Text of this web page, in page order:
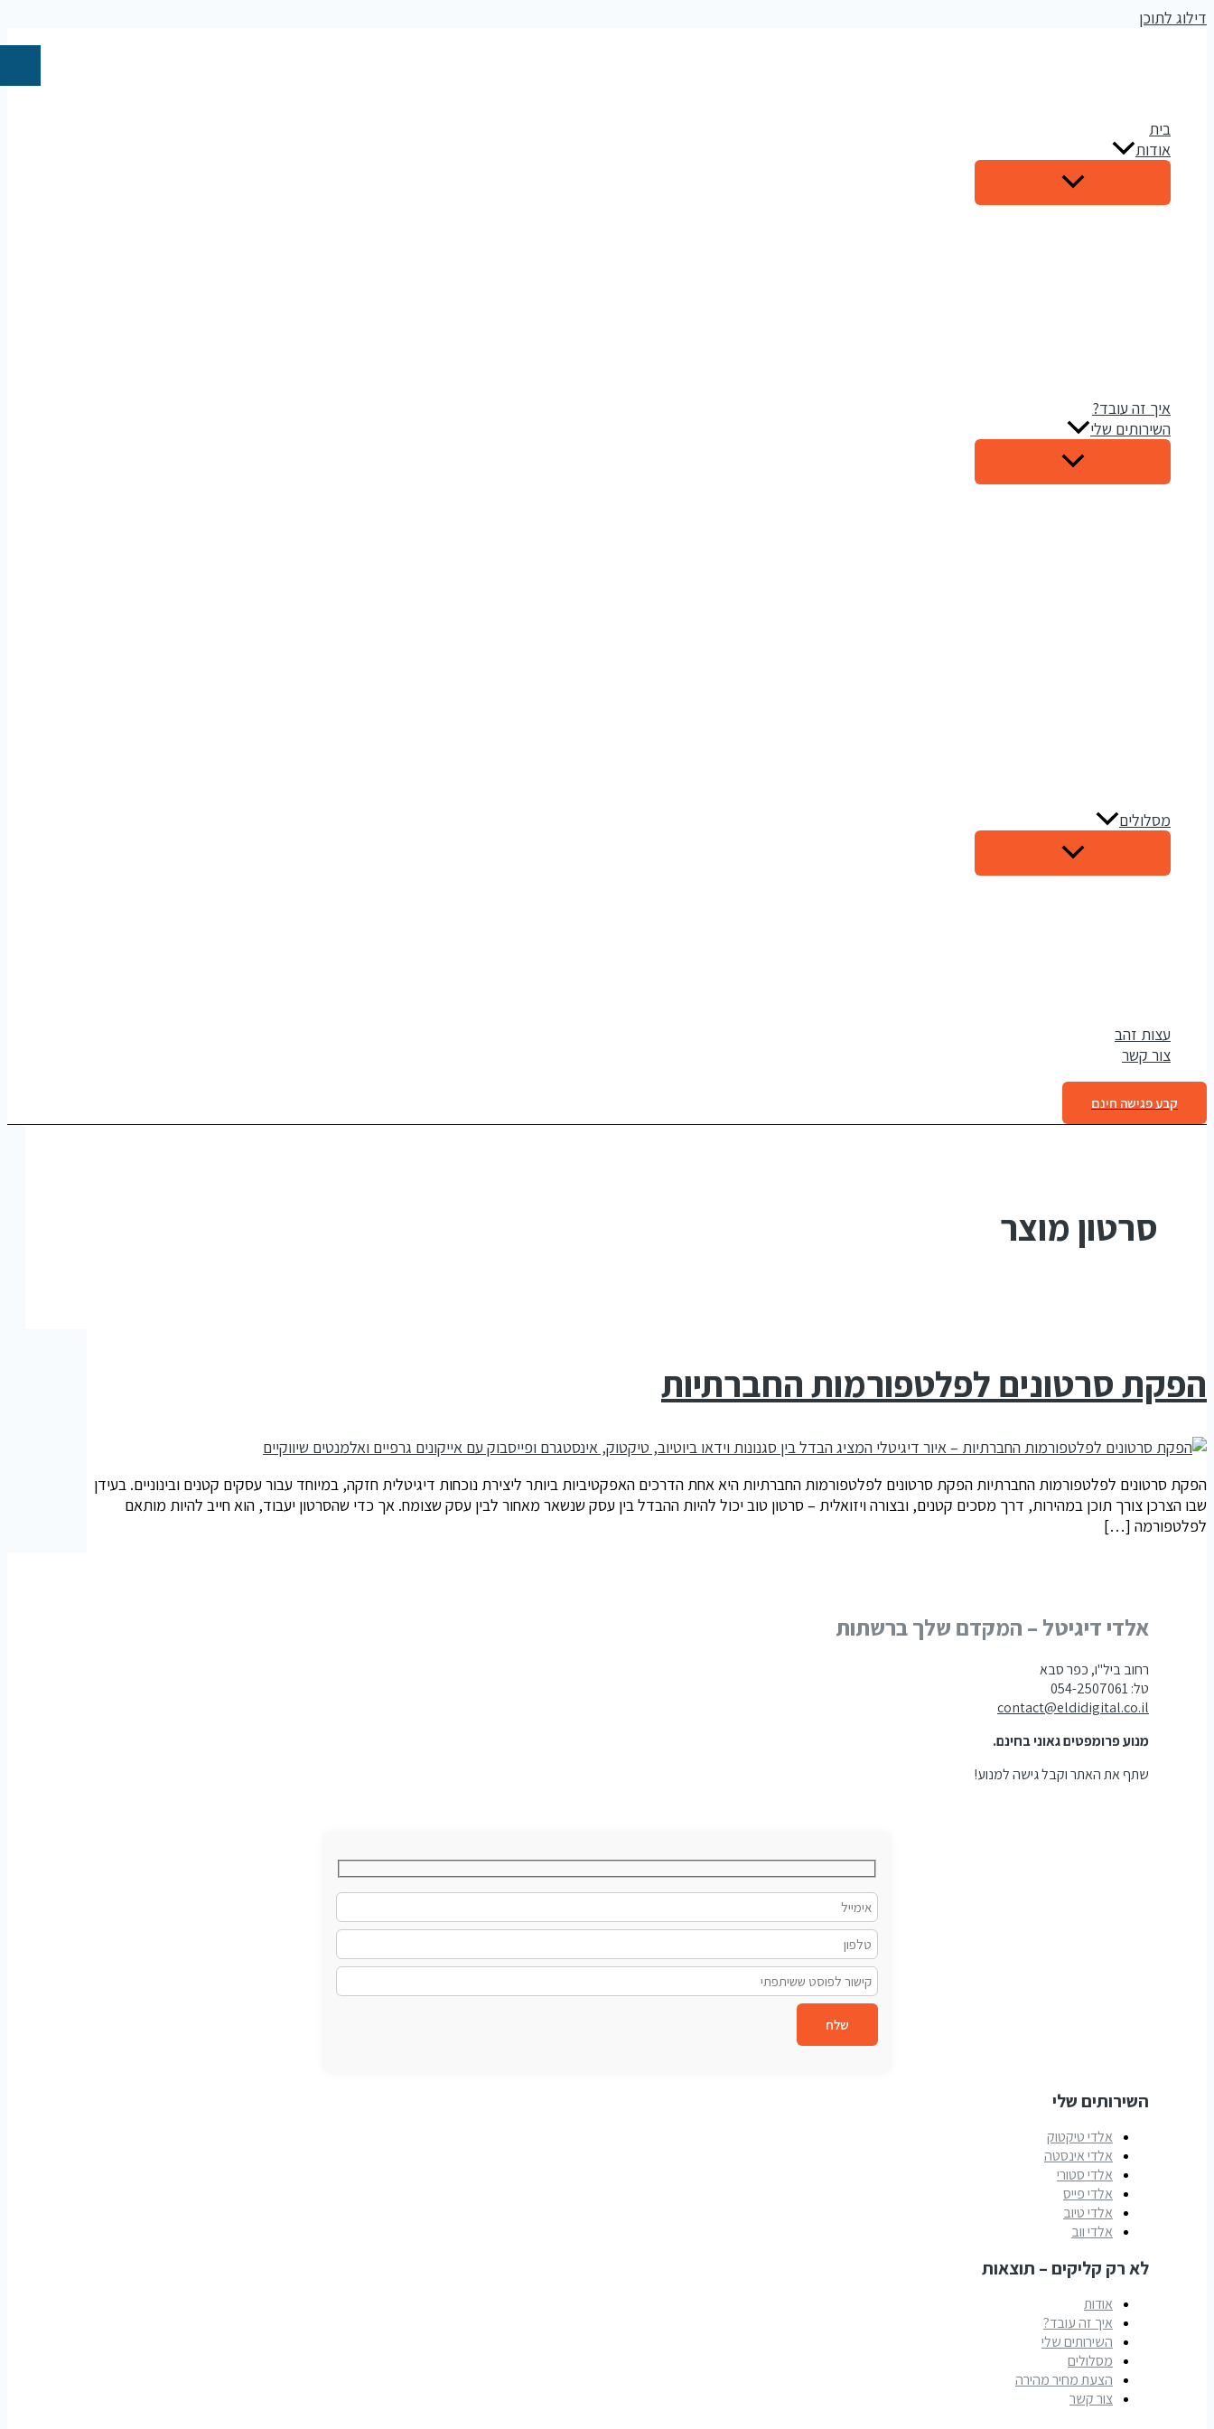
דילוג לתוכן
בית
אודות
איך זה עובד?
השירותים שלי
מסלולים
עצות זהב
צור קשר
קבע פגישה חינם
סרטון מוצר
הפקת סרטונים לפלטפורמות החברתיות
הפקת סרטונים לפלטפורמות החברתיות הפקת סרטונים לפלטפורמות החברתיות היא אחת הדרכים האפקטיביות ביותר ליצירת נוכחות דיגיטלית חזקה, במיוחד עבור עסקים קטנים ובינוניים. בעידן
שבו הצרכן צורך תוכן במהירות, דרך מסכים קטנים, ובצורה ויזואלית – סרטון טוב יכול להיות ההבדל בין עסק שנשאר מאחור לבין עסק שצומח. אך כדי שהסרטון יעבוד, הוא חייב להיות מותאם
לפלטפורמה […]
אלדי דיגיטל – המקדם שלך ברשתות
רחוב ביל"ו, כפר סבא
טל: 054-2507061
contact@eldidigital.co.il
מנוע פרומפטים גאוני בחינם.
שתף את האתר וקבל גישה למנוע!
שלח
השירותים שלי
אלדי טיקטוק
אלדי אינסטה
אלדי סטורי
אלדי פייס
אלדי טיוב
אלדי ווב
לא רק קליקים – תוצאות
אודות
איך זה עובד?
השירותים שלי
מסלולים
הצעת מחיר מהירה
צור קשר